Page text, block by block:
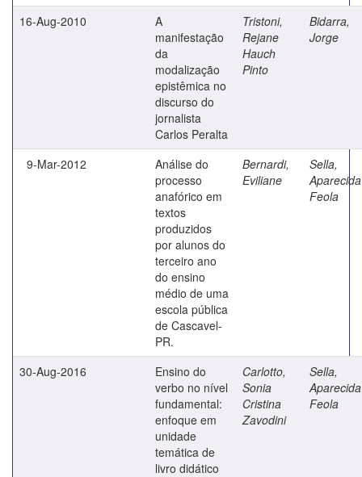
16-Aug-2010
A
manifestação
da
modalização
epistêmica no
discurso do
jornalista
Carlos Peralta
Tristoni,
Rejane
Hauch
Pinto
Bidarra,
Jorge
9-Mar-2012
Análise do
processo
anafórico em
textos
produzidos
por alunos do
terceiro ano
do ensino
médio de uma
escola pública
de Cascavel-
PR.
Bernardi,
Eviliane
Sella,
Aparecida
Feola
30-Aug-2016
Ensino do
verbo no nível
fundamental:
enfoque em
unidade
temática de
livro didático
Carlotto,
Sonia
Cristina
Zavodini
Sella,
Aparecida
Feola